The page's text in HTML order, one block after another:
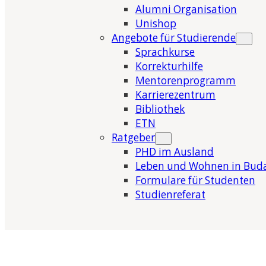
Alumni Organisation
Unishop
Angebote für Studierende
Sprachkurse
Korrekturhilfe
Mentorenprogramm
Karrierezentrum
Bibliothek
ETN
Ratgeber
PHD im Ausland
Leben und Wohnen in
Formulare für Studenten
Studienreferat